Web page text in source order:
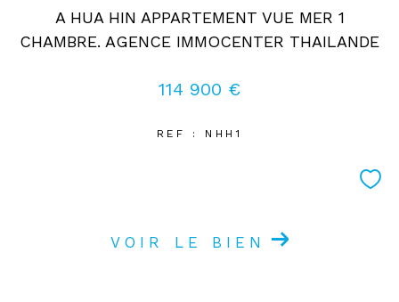
A HUA HIN APPARTEMENT VUE MER 1
CHAMBRE. AGENCE IMMOCENTER THAILANDE
114 900 €
REF : NHH1
VOIR LE BIEN